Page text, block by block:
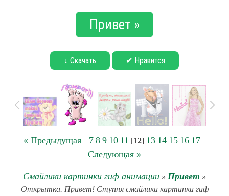
Привет »
↓ Скачать ✔ Нравится
« Предыдущая| 7 8 9 10 11 [12] 13 14 15 16 17|
Следующая »
Смайлики картинки гиф анимации » Привет »
Открытка. Привет! Ступня смайлики картинки гиф